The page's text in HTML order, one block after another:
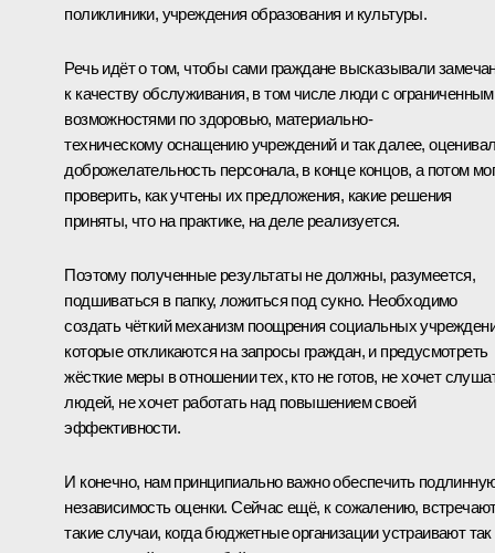
поликлиники, учреждения образования и культуры.
Речь идёт о том, чтобы сами граждане высказывали
к качеству обслуживания, в том числе люди с
возможностями по здоровью, материально-
техническому оснащению учреждений и так далее,
доброжелательность персонала, в конце концов, а потом
проверить, как учтены их предложения, какие решения
приняты, что на практике, на деле реализуется.
Поэтому полученные результаты не должны, разумеется,
подшиваться в папку, ложиться под сукно. Необходимо
создать чёткий механизм поощрения социальных
которые откликаются на запросы граждан, и предусмотреть
жёсткие меры в отношении тех, кто не готов, не хочет
людей, не хочет работать над повышением своей
эффективности.
И конечно, нам принципиально важно обеспечить
независимость оценки. Сейчас ещё, к сожалению,
такие случаи, когда бюджетные организации устраивают так